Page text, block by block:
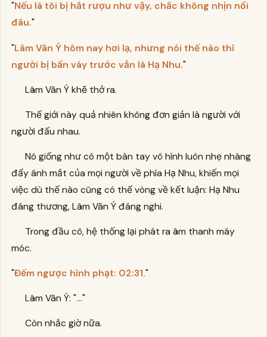
"Nếu là tôi bị hắt rượu như vậy, chắc không nhịn nổi
đâu."
"Lâm Vãn Ý hôm nay hơi lạ, nhưng nói thế nào thì
người bị bẩn váy trước vẫn là Hạ Nhu."
Lâm Vãn Ý khẽ thở ra.
Thế giới này quả nhiên không đơn giản là người với
người đấu nhau.
Nó giống như có một bàn tay vô hình luôn nhẹ nhàng
đẩy ánh mắt của mọi người về phía Hạ Nhu, khiến mọi
việc dù thế nào cũng có thể vòng về kết luận: Hạ Nhu
đáng thương, Lâm Vãn Ý đáng nghi.
Trong đầu cô, hệ thống lại phát ra âm thanh máy
móc.
"Đếm ngược hình phạt: 02:31."
Lâm Vãn Ý: "…"
Còn nhắc giờ nữa.